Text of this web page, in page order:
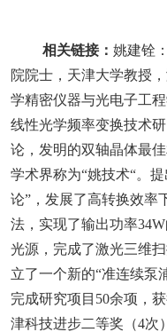
相关链接： 姚建铨
院院士，天津大学教授
学精密仪器与光电子工
线性光学频率变换技术
论，发明的双轴晶体最
学术界称为“姚技术“。
论”，发展了高转换效率
法，实现了输出功率
光源，完成了激光三维
立了一个新的“准连续泵
完成研究项目50余项，
津科技进步二等奖（4次